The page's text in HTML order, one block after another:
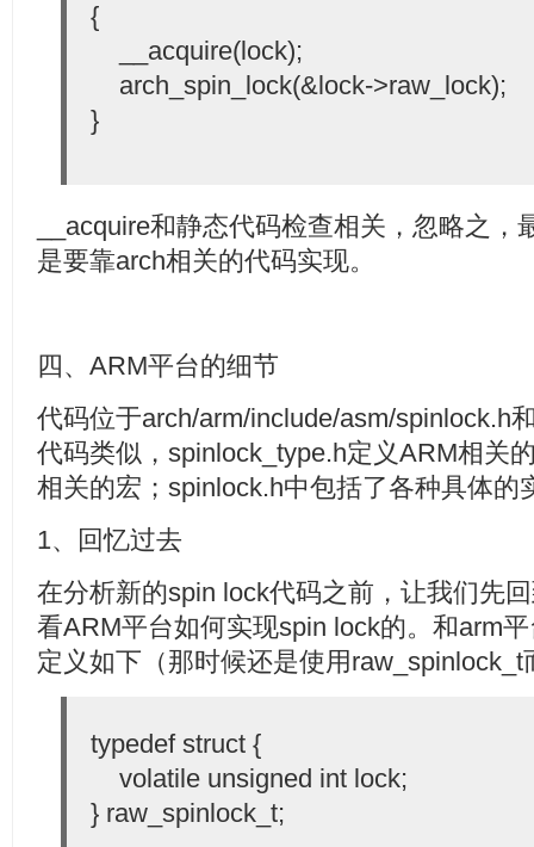
{
__acquire(lock);
arch_spin_lock(&lock->raw_lock);
}
__acquire和静态代码检查相关，忽略之
是要靠arch相关的代码实现。
四、ARM平台的细节
代码位于arch/arm/include/asm/spinlock.h
代码类似，spinlock_type.h定义ARM相关
相关的宏；spinlock.h中包括了各种具体的
1、回忆过去
在分析新的spin lock代码之前，让我们先
看ARM平台如何实现spin lock的。和arm
定义如下（那时候还是使用
typedef struct {
volatile unsigned int lock;
} raw_spinlock_t;